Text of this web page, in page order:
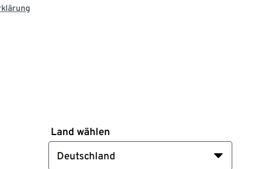
Land wählen
Deutschland